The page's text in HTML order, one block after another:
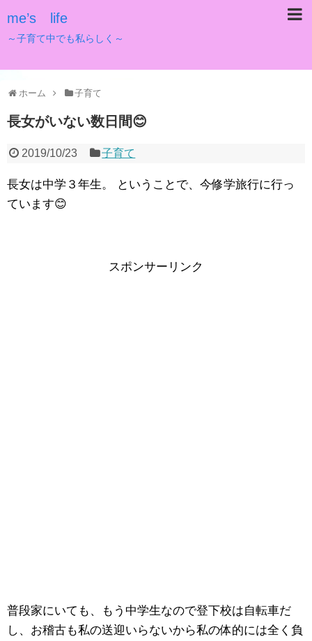
me’s life
～子育て中でも私らしく～
ホーム 子育て
長女がいない数日間😊
2019/10/23 子育て
長女は中学３年生。 ということで、今修学旅行に行っ
ています😊
スポンサーリンク
普段家にいても、もう中学生なので登下校は自転車だ
し、お稽古も私の送迎いらないから私の体的には全く負